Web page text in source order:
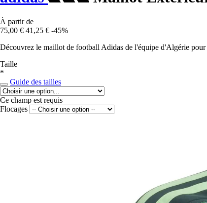
À partir de
75,00 € 41,25 € -45%
Découvrez le maillot de football Adidas de l'équipe d'Algérie pour
Taille
*
Guide des tailles
Ce champ est requis
Flocages